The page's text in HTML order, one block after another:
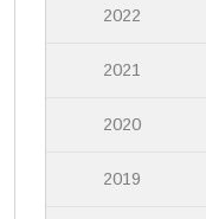
2022
2021
2020
2019